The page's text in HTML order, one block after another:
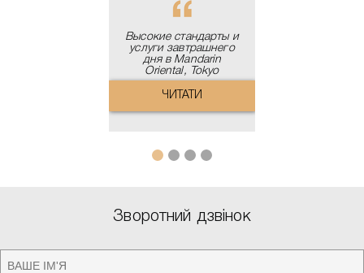
Высокие стандарты и
услуги завтрашнего
дня в Mandarin
Oriental, Tokyo
ЧИТАТИ
Зворотний дзвінок